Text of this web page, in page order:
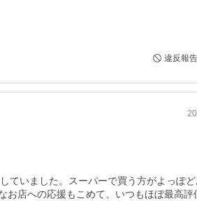
違反報告
いました。スーパーで買う方がよっぽど
店への応援もこめて、いつもほぼ最高評